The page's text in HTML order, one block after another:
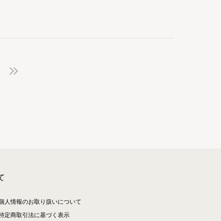
人情報のお取り扱いについて
定商取引法に基づく表示